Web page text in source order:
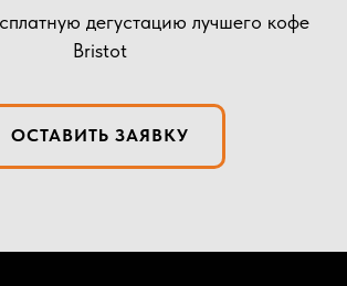
дегустацию лучшего кофе
Bristot
ОСТАВИТЬ ЗАЯВКУ